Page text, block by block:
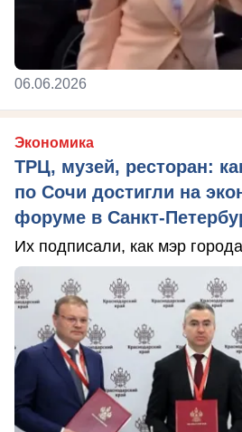
06.06.2026
Экономика
ТРЦ, музей, ресторан:
по Сочи достигли на
форуме в Санкт-
Их подписали, как мэр